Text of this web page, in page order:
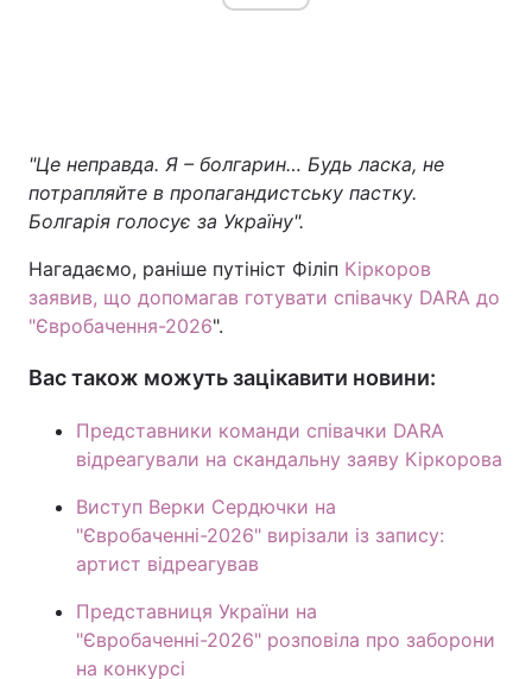
"Це неправда. Я – болгарин… Будь ласка, не
потрапляйте в пропагандистську пастку.
Болгарія голосує за Україну".
Нагадаємо, раніше путініст Філіп Кіркоров
заявив, що допомагав готувати співачку DARA до
"Євробачення-2026".
Вас також можуть зацікавити новини:
Представники команди співачки DARA
відреагували на скандальну заяву Кіркорова
Виступ Верки Сердючки на
"Євробаченні-2026" вирізали із запису:
артист відреагував
Представниця України на
"Євробаченні-2026" розповіла про заборони
на конкурсі